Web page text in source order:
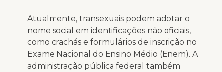
Atualmente, transexuais podem adotar o
nome social em identificações não oficiais,
como crachás e formulários de inscrição no
Exame Nacional do Ensino Médio (Enem). A
administração pública federal também